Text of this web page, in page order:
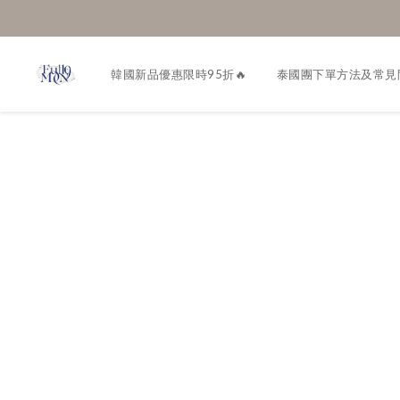
韓國新品優惠限時95折🔥 泰國團下單方法及常